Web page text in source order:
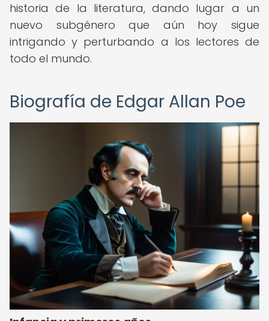
historia de la literatura, dando lugar a un
nuevo subgénero que aún hoy sigue
intrigando y perturbando a los lectores de
todo el mundo.
Biografía de Edgar Allan Poe